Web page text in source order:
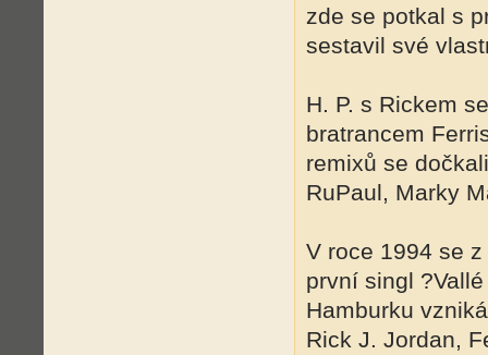
zde se potkal s
sestavil své
H. P. s Rickem
bratrancem
remixů se
RuPaul, Marky
V roce 1994 se
první singl
Hamburku
Rick J. Jordan,